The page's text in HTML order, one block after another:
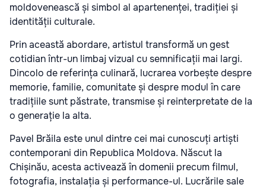
moldovenească și simbol al apartenenței, tradiției și
identității culturale.
Prin această abordare, artistul transformă un gest
cotidian într-un limbaj vizual cu semnificații mai largi.
Dincolo de referința culinară, lucrarea vorbește despre
memorie, familie, comunitate și despre modul în care
tradițiile sunt păstrate, transmise și reinterpretate de la
o generație la alta.
Pavel Brăila este unul dintre cei mai cunoscuți artiști
contemporani din Republica Moldova. Născut la
Chișinău, acesta activează în domenii precum filmul,
fotografia, instalația și performance-ul. Lucrările sale